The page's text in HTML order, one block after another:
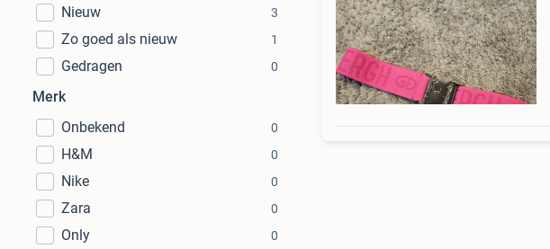
Nieuw
3
Zo goed als nieuw 1
Gedragen 0
Merk
Onbekend
0
H&M 0
Nike 0
Zara 0
Only
0